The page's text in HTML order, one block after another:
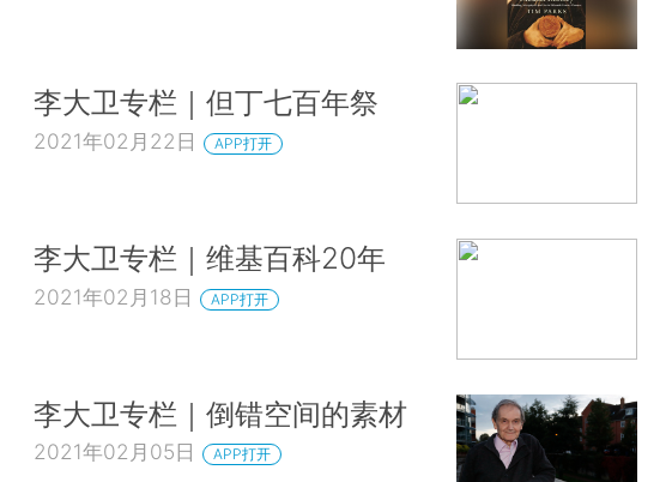
李大卫专栏｜但丁七百年祭
2021年02月22日 APP打开
李大卫专栏｜维基百科20年
2021年02月18日 APP打开
李大卫专栏｜倒错空间的素材
2021年02月05日 APP打开